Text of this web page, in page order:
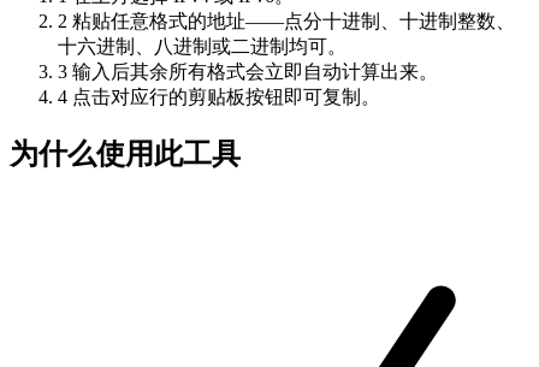
2 粘贴任意格式的地址——点分十进制、十进制整数、
十六进制、八进制或二进制均可。
3 输入后其余所有格式会立即自动计算出来。
4 点击对应行的剪贴板按钮即可复制。
为什么使用此工具